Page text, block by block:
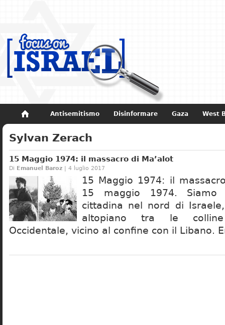
Antisemitismo Disinformare Gaza West
Non dimenticare Storia di Israele
Sylvan Zerach
15 Maggio 1974: il massacro di Ma’alot
Di Emanuel Baroz | 4 luglio 2017
15 Maggio 1974: il
15 maggio 1974. Siamo
cittadina nel nord di
altopiano tra le
Occidentale, vicino al confine con il Libano.